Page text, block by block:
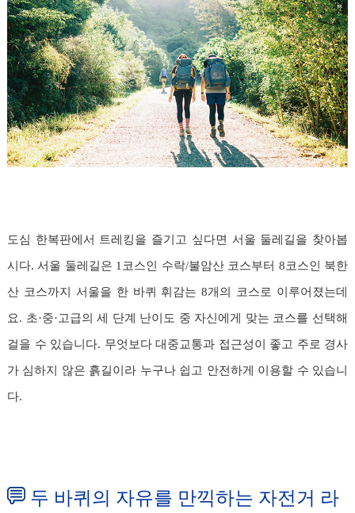
도심 한복판에서 트레킹을 즐기고 싶다면 서울 둘레길을 찾아봅
시다. 서울 둘레길은 1코스인 수락/불암산 코스부터 8코스인 북한
산 코스까지 서울을 한 바퀴 휘감는 8개의 코스로 이루어졌는데
요. 초·중·고급의 세 단계 난이도 중 자신에게 맞는 코스를 선택해
걸을 수 있습니다. 무엇보다 대중교통과 접근성이 좋고 주로 경사
가 심하지 않은 흙길이라 누구나 쉽고 안전하게 이용할 수 있습니
다.
두 바퀴의 자유를 만끽하는 자전거 라